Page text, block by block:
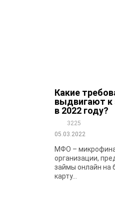
Какие
выдвигают
в 2022 году?
3225
05.03.2022
МФО –
организации,
займы онлайн на
карту...